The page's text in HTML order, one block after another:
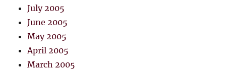
July 2005
June 2005
May 2005
April 2005
March 2005